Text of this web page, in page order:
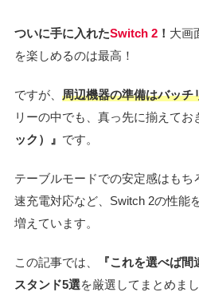
ついに手に入れたSwitch 2 ！ 大画
を楽しめるのは最高！
ですが、 周辺機器の準備はバッチ
リーの中でも、真っ先に揃えてお
ック）』 です。
テーブルモードでの安定感はもち
速充電対応など、Switch 2の性能
増えています。
この記事では、
『これを選べば
スタンド5選を厳選してまとめまし